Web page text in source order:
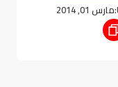
مارس 01, 2014